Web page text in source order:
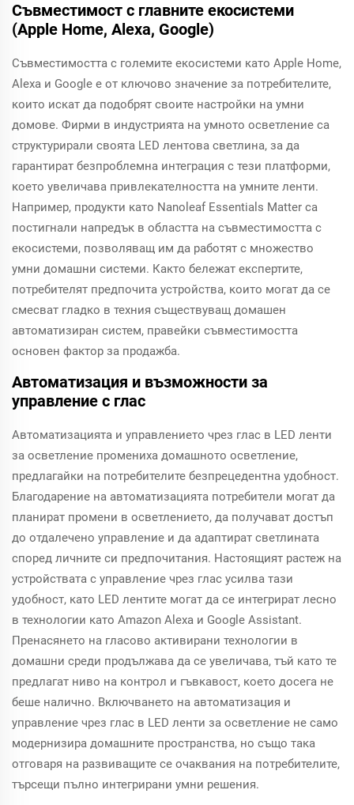
Съвместимост с главните екосистеми
(Apple Home, Alexa, Google)
Съвместимостта с големите екосистеми като Apple Home,
Alexa и Google е от ключово значение за потребителите,
които искат да подобрят своите настройки на умни
домове. Фирми в индустрията на умното осветление са
структурирали своята LED лентова светлина, за да
гарантират безпроблемна интеграция с тези платформи,
което увеличава привлекателността на умните ленти.
Например, продукти като Nanoleaf Essentials Matter са
постигнали напредък в областта на съвместимостта с
екосистеми, позволяващ им да работят с множество
умни домашни системи. Както бележат експертите,
потребителят предпочита устройства, които могат да се
смесват гладко в техния съществуващ домашен
автоматизиран систем, правейки съвместимостта
основен фактор за продажба.
Автоматизация и възможности за
управление с глас
Автоматизацията и управлението чрез глас в LED ленти
за осветление промениха домашното осветление,
предлагайки на потребителите безпрецедентна удобност.
Благодарение на автоматизацията потребители могат да
планират промени в осветлението, да получават достъп
до отдалечено управление и да адаптират светлината
според личните си предпочитания. Настоящият растеж на
устройствата с управление чрез глас усилва тази
удобност, като LED лентите могат да се интегрират лесно
в технологии като Amazon Alexa и Google Assistant.
Пренасянето на гласово активирани технологии в
домашни среди продължава да се увеличава, тъй като те
предлагат ниво на контрол и гъвкавост, което досега не
беше налично. Включването на автоматизация и
управление чрез глас в LED ленти за осветление не само
модернизира домашните пространства, но също така
отговаря на развиващите се очаквания на потребителите,
търсещи пълно интегрирани умни решения.